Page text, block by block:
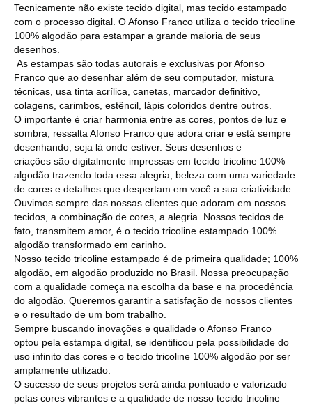
Tecnicamente não existe tecido digital, mas tecido estampado
com o processo digital. O Afonso Franco utiliza o tecido tricoline
100% algodão para estampar a grande maioria de seus
desenhos.
As estampas são todas autorais e exclusivas por Afonso
Franco que ao desenhar além de seu computador, mistura
técnicas, usa tinta acrílica, canetas, marcador definitivo,
colagens, carimbos, estêncil, lápis coloridos dentre outros.
O importante é criar harmonia entre as cores, pontos de luz e
sombra, ressalta Afonso Franco que adora criar e está sempre
desenhando, seja lá onde estiver. Seus desenhos e
criações são digitalmente impressas em tecido tricoline 100%
algodão trazendo toda essa alegria, beleza com uma variedade
de cores e detalhes que despertam em você a sua criatividade
Ouvimos sempre das nossas clientes que adoram em nossos
tecidos, a combinação de cores, a alegria. Nossos tecidos de
fato, transmitem amor, é o tecido tricoline estampado 100%
algodão transformado em carinho.
Nosso tecido tricoline estampado é de primeira qualidade; 100%
algodão, em algodão produzido no Brasil. Nossa preocupação
com a qualidade começa na escolha da base e na procedência
do algodão. Queremos garantir a satisfação de nossos clientes
e o resultado de um bom trabalho.
Sempre buscando inovações e qualidade o Afonso Franco
optou pela estampa digital, se identificou pela possibilidade do
uso infinito das cores e o tecido tricoline 100% algodão por ser
amplamente utilizado.
O sucesso de seus projetos será ainda pontuado e valorizado
pelas cores vibrantes e a qualidade de nosso tecido tricoline